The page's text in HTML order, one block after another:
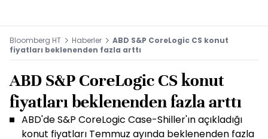
Bloomberg HT Haberler
ABD S&P CoreLogic CS konut
fiyatları beklenenden fazla arttı
ABD S&P CoreLogic CS konut
fiyatları beklenenden fazla arttı
ABD'de S&P CoreLogic Case-Shiller'ın açıkladığı
konut fiyatları Temmuz ayında beklenenden fazla